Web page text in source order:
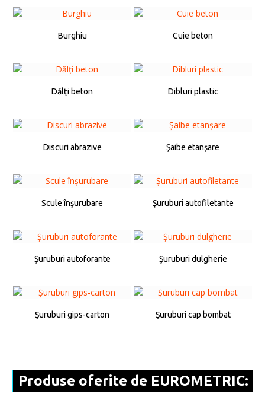
Burghiu Cuie beton
Dălţi beton Dibluri plastic
Discuri abrazive Şaibe etanşare
Scule înşurubare Şuruburi autofiletante
Şuruburi autoforante Şuruburi dulgherie
Şuruburi gips-carton Şuruburi cap bombat
Produse oferite de EUROMETRIC: